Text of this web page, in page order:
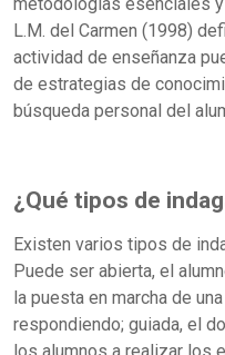
L.M. del Carmen (1998)
actividad de enseñanza
de estrategias de
búsqueda personal del
¿Qué tipos de
Existen varios tipos de
Puede ser abierta, el
la puesta en marcha de
respondiendo; guiada, el